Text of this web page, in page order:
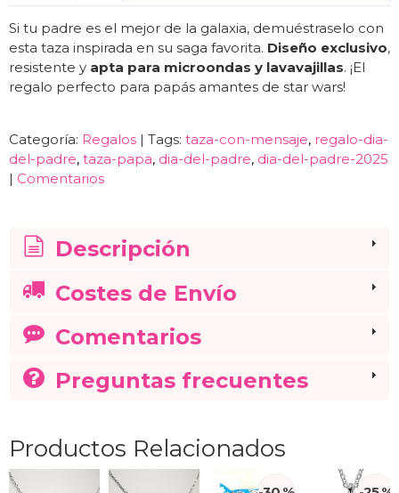
Si tu padre es el mejor de la galaxia, demuéstraselo con
esta taza inspirada en su saga favorita. Diseño exclusivo,
resistente y apta para microondas y lavavajillas. ¡El
regalo perfecto para papás amantes de star wars!
Categoría: Regalos | Tags: taza-con-mensaje regalo-dia-
del-padre taza-papa dia-del-padre dia-del-padre-2025
| Comentarios
Descripción
Costes de Envío
Comentarios
Preguntas frecuentes
Productos Relacionados